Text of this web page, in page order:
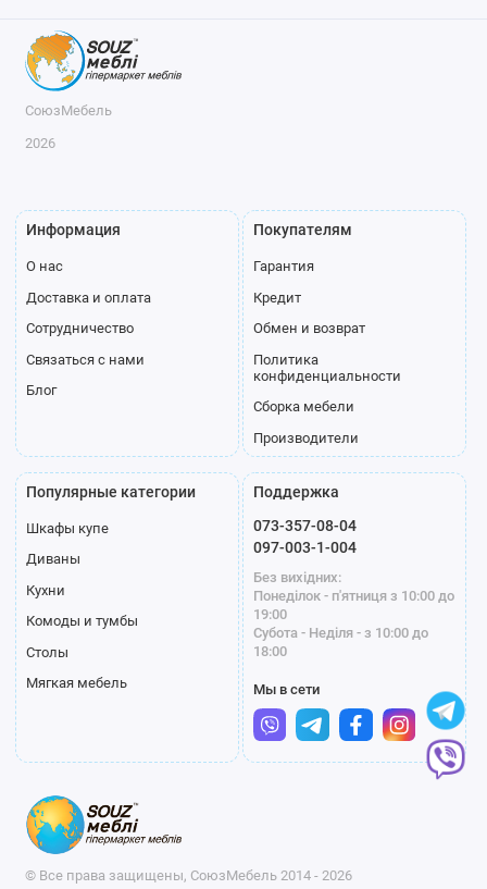
СоюзМебель
2026
Информация
О нас
Доставка и оплата
Сотрудничество
Связаться с нами
Блог
Покупателям
Гарантия
Кредит
Обмен и возврат
Политика
конфиденциальности
Сборка мебели
Производители
Популярные категории
Шкафы купе
Диваны
Кухни
Комоды и тумбы
Столы
Мягкая мебель
Поддержка
073-357-08-04
097-003-1-004
Без вихідних:
Понеділок - п'ятниця з 10:00 до
19:00
Субота - Неділя - з 10:00 до
18:00
Мы в сети
© Все права защищены, СоюзМебель 2014 - 2026